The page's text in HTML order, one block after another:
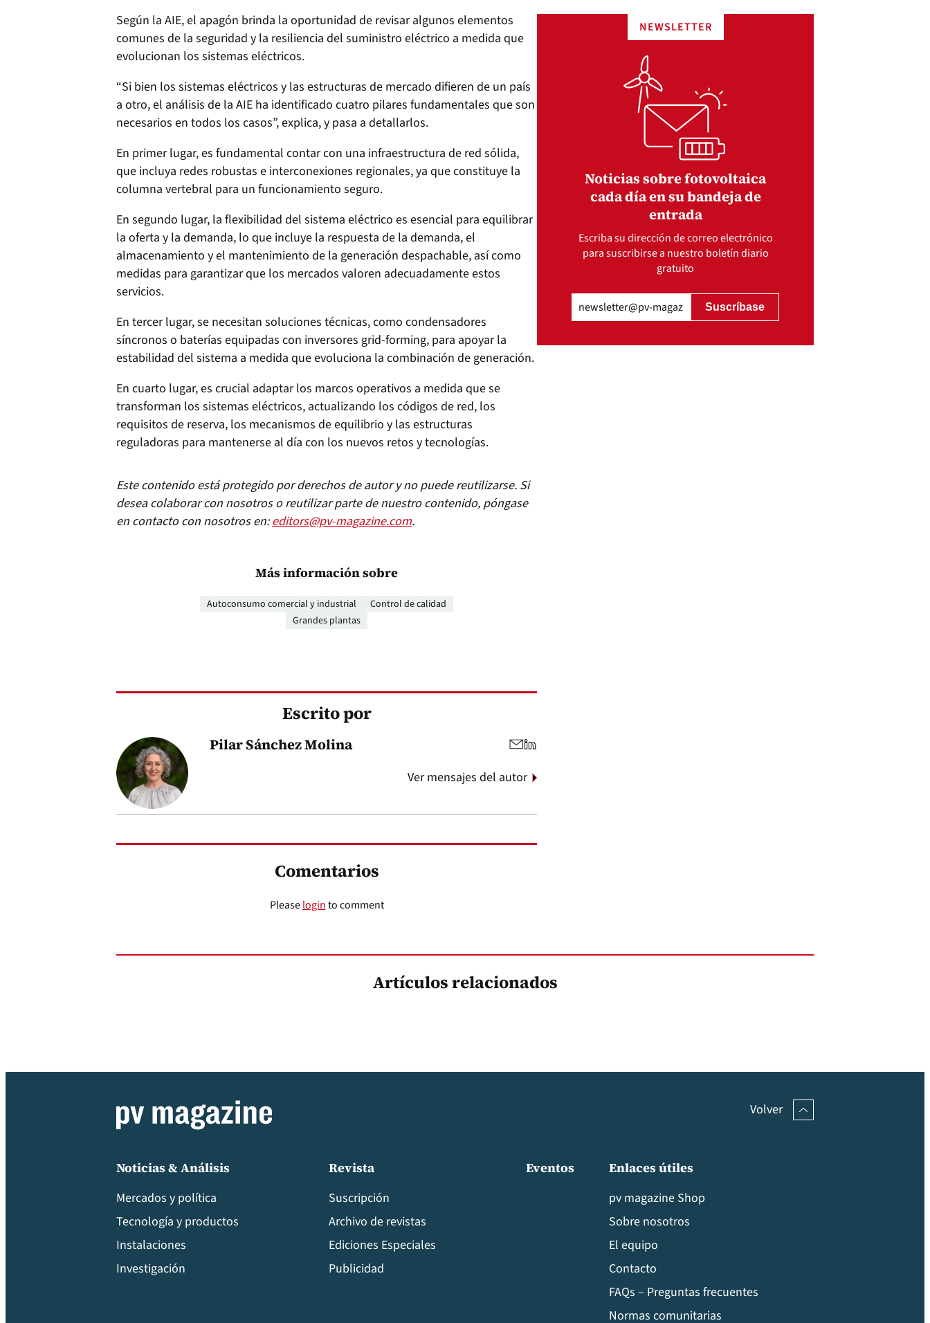
Según la AIE, el apagón brinda la oportunidad de revisar algunos elementos
comunes de la seguridad y la resiliencia del suministro eléctrico a medida que
evolucionan los sistemas eléctricos.
“Si bien los sistemas eléctricos y las estructuras de mercado difieren de un país
a otro, el análisis de la AIE ha identificado cuatro pilares fundamentales que son
necesarios en todos los casos”, explica, y pasa a detallarlos.
En primer lugar, es fundamental contar con una infraestructura de red sólida,
que incluya redes robustas e interconexiones regionales, ya que constituye la
columna vertebral para un funcionamiento seguro.
En segundo lugar, la flexibilidad del sistema eléctrico es esencial para equilibrar
la oferta y la demanda, lo que incluye la respuesta de la demanda, el
almacenamiento y el mantenimiento de la generación despachable, así como
medidas para garantizar que los mercados valoren adecuadamente estos
servicios.
En tercer lugar, se necesitan soluciones técnicas, como condensadores
síncronos o baterías equipadas con inversores grid-forming, para apoyar la
estabilidad del sistema a medida que evoluciona la combinación de generación.
En cuarto lugar, es crucial adaptar los marcos operativos a medida que se
transforman los sistemas eléctricos, actualizando los códigos de red, los
requisitos de reserva, los mecanismos de equilibrio y las estructuras
reguladoras para mantenerse al día con los nuevos retos y tecnologías.
Este contenido está protegido por derechos de autor y no puede reutilizarse. Si
desea colaborar con nosotros o reutilizar parte de nuestro contenido, póngase
en contacto con nosotros en:editors@pv-magazine.com.
Más información sobre
Autoconsumo comercial y industrial
Control de calidad
Grandes plantas
Escrito por
Pilar Sánchez Molina
Ver mensajes del autor
Comentarios
Pleaseloginto comment
NEWSLETTER
Noticias sobre fotovoltaica
cada día en su bandeja de
entrada
Escriba su dirección de correo electrónico
para suscribirse a nuestro boletín diario
gratuito
(Obligatorio)
Artículos relacionados
Volver
Noticias & Análisis
Mercados y política
Tecnología y productos
Instalaciones
Investigación
Revista
Suscripción
Archivo de revistas
Ediciones Especiales
Publicidad
Eventos
Enlaces útiles
pv magazine Shop
Sobre nosotros
El equipo
Contacto
FAQs – Preguntas frecuentes
Normas comunitarias